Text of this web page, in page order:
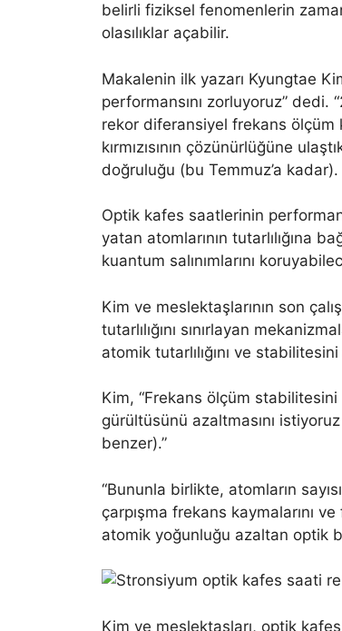
belirli fiziksel fenomenlerin
olasılıklar açabilir.
Makalenin ilk yazarı Kyungtae
performansını zorluyoruz” dedi.
rekor diferansiyel frekans ölçüm
kırmızısının çözünürlüğüne
doğruluğu (bu Temmuz’a kadar).
Optik kafes saatlerinin
yatan atomlarının tutarlılığına
kuantum salınımlarını
Kim ve meslektaşlarının son
tutarlılığını sınırlayan
atomik tutarlılığını ve
Kim, “Frekans ölçüm
gürültüsünü azaltmasını
benzer).”
“Bununla birlikte, atomların
çarpışma frekans kaymalarını
atomik yoğunluğu azaltan optik
Kim ve meslektaşları, optik